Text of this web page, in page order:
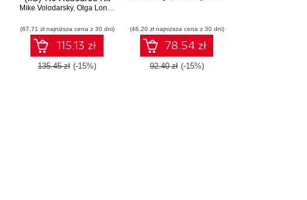
Mike Volodarsky, Olga Londer
(67,71 zł najniższa cena z 30 dni)
115.13 zł
135.45 zł (-15%)
(46,20 zł najniższa cena z 30 dni)
78.54 zł
92.40 zł (-15%)